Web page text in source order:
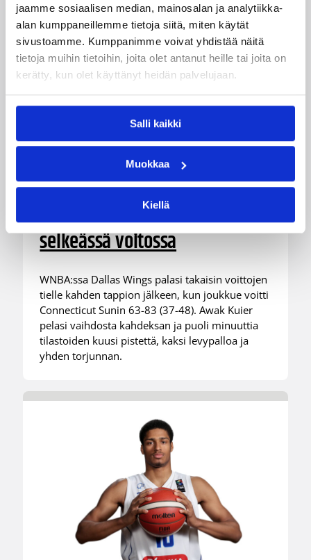
jaamme sosiaalisen median, mainosalan ja analytiikka-
alan kumppaneillemme tietoja siitä, miten käytät
sivustoamme. Kumppanimme voivat yhdistää näitä
tietoja muihin tietoihin, joita olet antanut heille tai joita on
kerätty, kun olet käyttänyt heidän palvelujaan.
Salli kaikki
Muokkaa
Kiellä
Suomalaiset ulkomailla 03.08.2026 09:24
Dallas takaisin voittokantaan
Connecticutin kustannuksella
– Kuier kuusi pistettä
selkeässä voitossa
WNBA:ssa Dallas Wings palasi takaisin voittojen
tielle kahden tappion jälkeen, kun joukkue voitti
Connecticut Sunin 63-83 (37-48). Awak Kuier
pelasi vaihdosta kahdeksan ja puoli minuuttia
tilastoiden kuusi pistettä, kaksi levypalloa ja
yhden torjunnan.